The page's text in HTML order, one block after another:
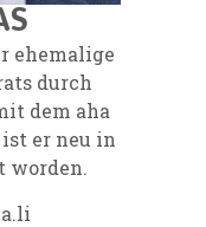
ehemalige
durch
dem aha
er neu in
worden.